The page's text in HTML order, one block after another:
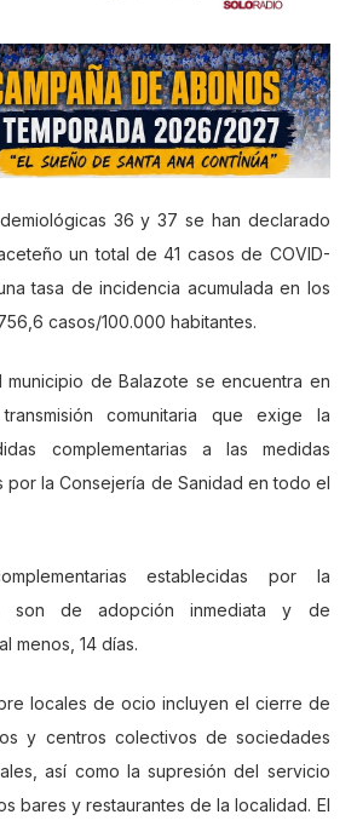
36 y 37 se han declarado
un total de 41 casos de COVID-
tasa de incidencia acumulada en los
casos/100.000 habitantes.
municipio de Balazote se encuentra en
comunitaria que exige la
complementarias a las medidas
por la Consejería de Sanidad en todo el
establecidas por la
son de adopción inmediata y de
menos, 14 días.
locales de ocio incluyen el cierre de
y centros colectivos de sociedades
así como la supresión del servicio
bares y restaurantes de la localidad. El